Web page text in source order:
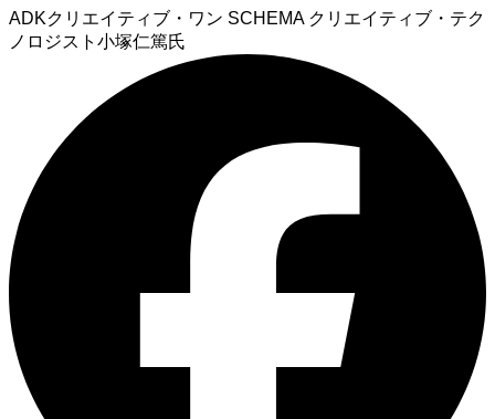
ADKクリエイティブ・ワン SCHEMA クリエイティブ・テク
ノロジスト 小塚仁篤氏